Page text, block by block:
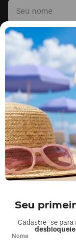
Seu
Cadastre-se para
Nome
Li e concordo com os
Segunda a sexta, das
Exceto feriados.
0800 023 5338
Fale sobre seu pedido
COMPRAS
MINHA CONTA